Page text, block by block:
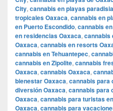
City, cannabis en playas
tropicales Oaxaca, cannabis en
en Puerto Escondido, cannabis
en residencias Oaxaca, cannabis
Oaxaca, cannabis en resorts
cannabis en Tehuantepec,
cannabis en Zipolite, cannabis
Oaxaca, cannabis Oaxaca,
bienestar Oaxaca, cannabis para
diversión Oaxaca, cannabis para
Oaxaca, cannabis para turistas
Oaxaca, cannabis para